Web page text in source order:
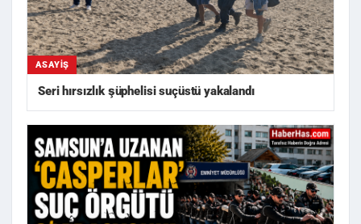
ASAYIŞ
Seri hırsızlık şüphelisi suçüstü yakalandı